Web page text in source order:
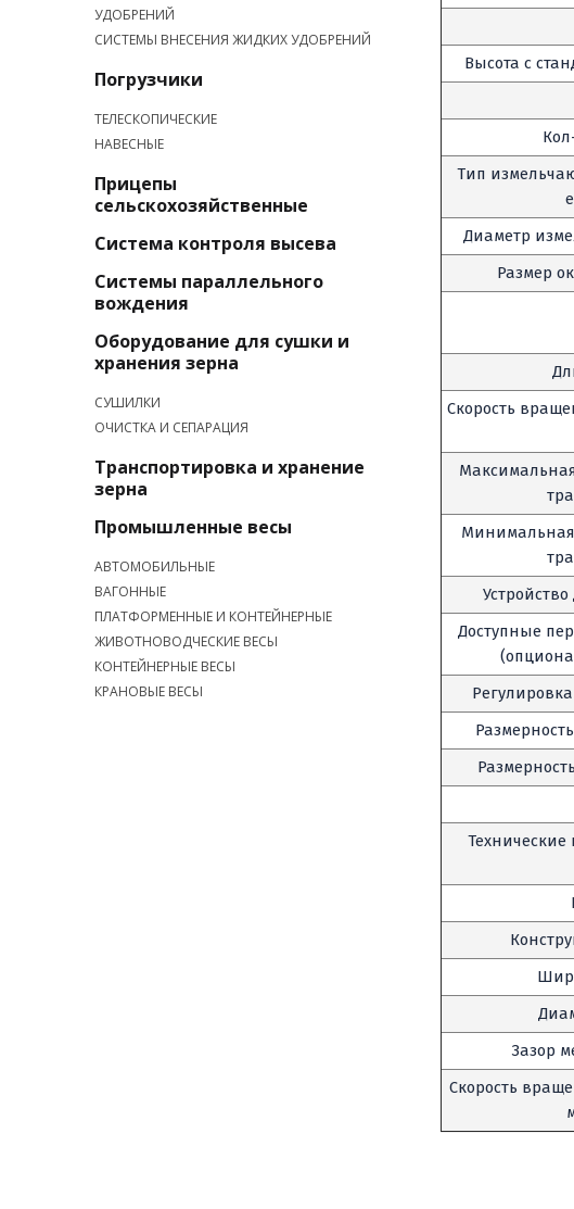
УДОБРЕНИЙ
СИСТЕМЫ ВНЕСЕНИЯ ЖИДКИХ УДОБРЕНИЙ
Погрузчики
ТЕЛЕСКОПИЧЕСКИЕ
НАВЕСНЫЕ
Прицепы
сельскохозяйственные
Система контроля высева
Системы параллельного
вождения
Оборудование для сушки и
хранения зерна
СУШИЛКИ
ОЧИСТКА И СЕПАРАЦИЯ
Транспортировка и хранение
зерна
Промышленные весы
АВТОМОБИЛЬНЫЕ
ВАГОННЫЕ
ПЛАТФОРМЕННЫЕ И КОНТЕЙНЕРНЫЕ
ЖИВОТНОВОДЧЕСКИЕ ВЕСЫ
КОНТЕЙНЕРНЫЕ ВЕСЫ
КРАНОВЫЕ ВЕСЫ
Высота с
Тип
Диаметр
Размер
Скорость
Минимальная
Доступные
Зазор
Скорость